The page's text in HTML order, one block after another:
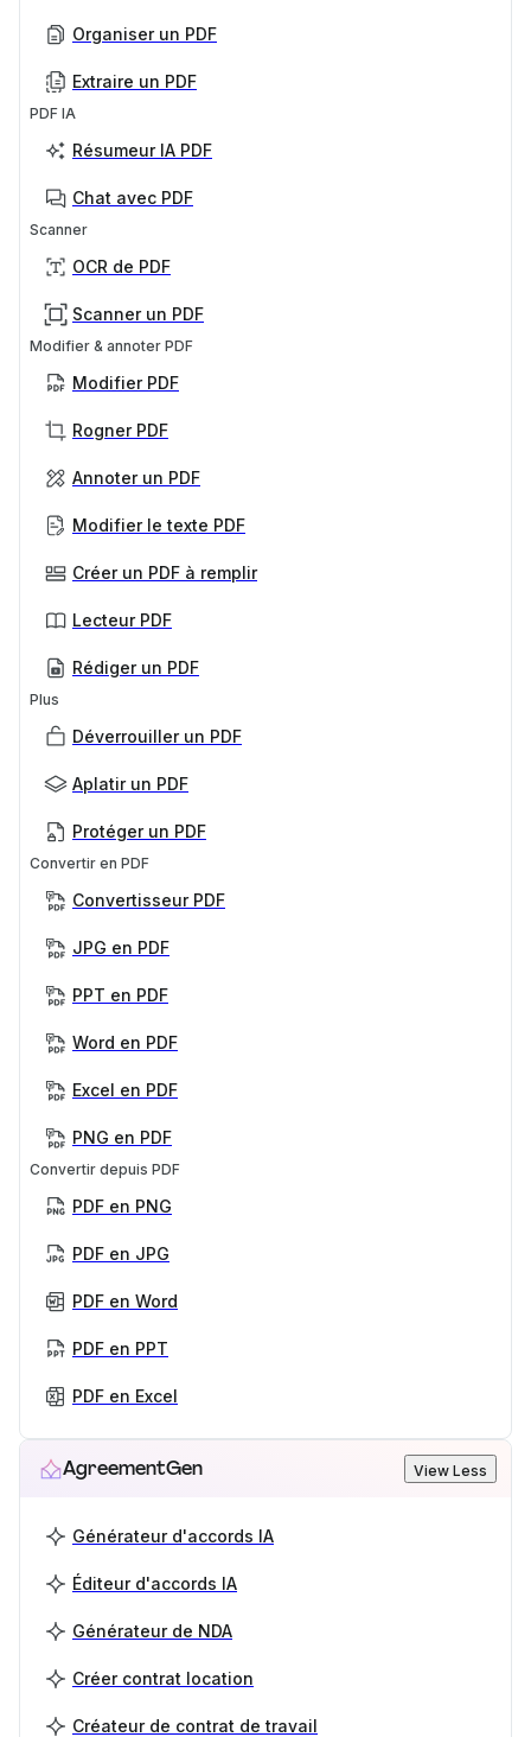
Organiser un PDF
Extraire un PDF
PDF IA
Résumeur IA PDF
Chat avec PDF
Scanner
OCR de PDF
Scanner un PDF
Modifier & annoter PDF
Modifier PDF
Rogner PDF
Annoter un PDF
Modifier le texte PDF
Créer un PDF à remplir
Lecteur PDF
Rédiger un PDF
Plus
Déverrouiller un PDF
Aplatir un PDF
Protéger un PDF
Convertir en PDF
Convertisseur PDF
JPG en PDF
PPT en PDF
Word en PDF
Excel en PDF
PNG en PDF
Convertir depuis PDF
PDF en PNG
PDF en JPG
PDF en Word
PDF en PPT
PDF en Excel
AgreementGen View Less
Générateur d'accords IA
Éditeur d'accords IA
Générateur de NDA
Créer contrat location
Créateur de contrat de travail